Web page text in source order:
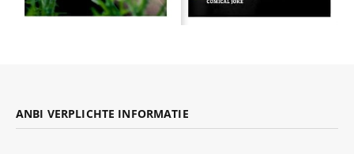
ANBI VERPLICHTE INFORMATIE